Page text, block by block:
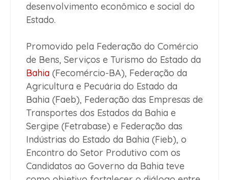
desenvolvimento econômico e social do
Estado.
Promovido pela Federação do Comércio
de Bens, Serviços e Turismo do Estado da
Bahia (Fecomércio-BA), Federação da
Agricultura e Pecuária do Estado da
Bahia (Faeb), Federação das Empresas de
Transportes dos Estados da Bahia e
Sergipe (Fetrabase) e Federação das
Indústrias do Estado da Bahia (Fieb), o
Encontro do Setor Produtivo com os
Candidatos ao Governo da Bahia teve